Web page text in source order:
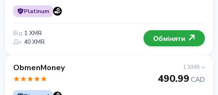
Platinum
Від 1 XMR
До 40 XMR Обміняти
ObmenMoney 1 XMR =
490.99 CAD